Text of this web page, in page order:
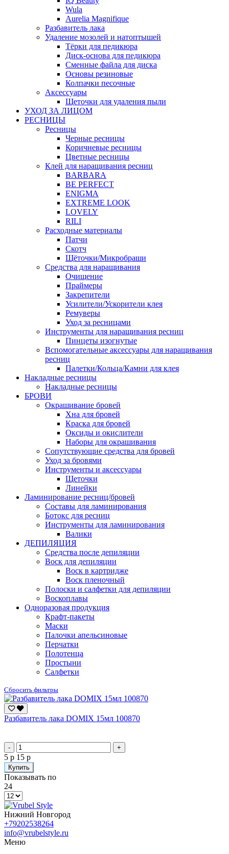
Wula
Aurelia Magnifique
Разбавитель лака
Удаление мозолей и натоптышей
Тёрки для педикюра
Диск-основа для педикюра
Сменные файла для диска
Основы резиновые
Колпачки песочные
Аксессуары
Щеточки для удаления пыли
УХОД ЗА ЛИЦОМ
РЕСНИЦЫ
Ресницы
Черные ресницы
Коричневые ресницы
Цветные ресницы
Клей для наращивания ресниц
BARBARA
BE PERFECT
ENIGMA
EXTREME LOOK
LOVELY
RILI
Расходные материалы
Патчи
Скотч
Щёточки/Микробраши
Средства для наращивания
Очищение
Праймеры
Закрепители
Усилители/Ускорители клея
Ремуверы
Уход за ресницами
Инструменты для наращивания ресниц
Пинцеты изогнутые
Вспомогательные аксессуары для наращивания
ресниц
Палетки/Кольца/Камни для клея
Накладные ресницы
Накладные ресницы
БРОВИ
Окрашивание бровей
Хна для бровей
Краска для бровей
Оксиды и окислители
Наборы для окрашивания
Сопутствующие средства для бровей
Уход за бровями
Инструменты и аксессуары
Щеточки
Линейки
Ламинирование ресниц/бровей
Составы для ламинирования
Ботокс для ресниц
Инструменты для ламинирования
Валики
ДЕПИЛЯЦИЯ
Средства после депиляции
Воск для депиляции
Воск в картридже
Воск пленочный
Полоски и салфетки для депиляции
Воскоплавы
Одноразовая продукция
Крафт-пакеты
Маски
Палочки апельсиновые
Перчатки
Полотенца
Простыни
Салфетки
Сбросить фильтры
Разбавитель лака DOMIX 15мл 100870
- +
5 р 15 р
Купить
Показывать по
24
Нижний Новгород
+79202538264
info@vrubelstyle.ru
Меню